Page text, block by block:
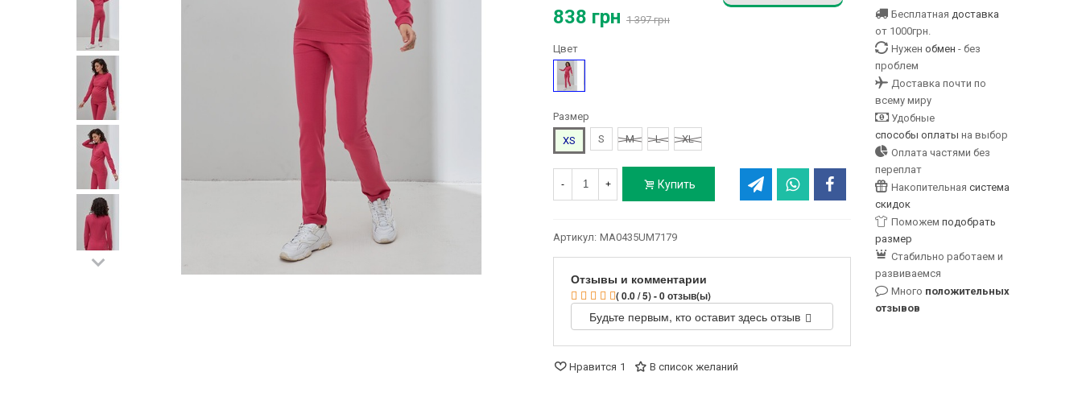
838 грн 1 397 грн
Цвет
Розовый
Размер
XS
S M L XL
- + Купить
Артикул: MA0435UM7179
Отзывы и комментарии
( 0.0 / 5) - 0 отзыв(ы)
Будьте первым, кто оставит здесь отзыв
Нравится 1 В список желаний
Бесплатная доставка
от 1000грн.
Нужен обмен - без
проблем
Доставка почти по
всему миру
Удобные
способы оплаты на выбор
Оплата частями без
переплат
Накопительная система
скидок
Поможем подобрать
размер
Стабильно работаем и
развиваемся
Много положительных
отзывов